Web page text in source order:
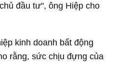
đầu tư", ông Hiệp cho
kinh doanh bất động
rằng, sức chịu đựng của